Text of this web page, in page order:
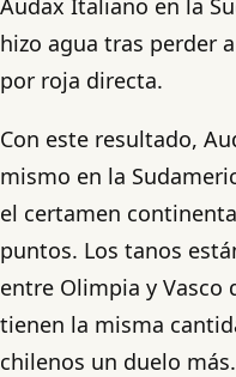
Audax Italiano en la
hizo agua tras perder
por roja directa.
Con este resultado,
mismo en la
el certamen
puntos. Los tanos
entre Olimpia y Vasco
tienen la misma
chilenos un duelo más.